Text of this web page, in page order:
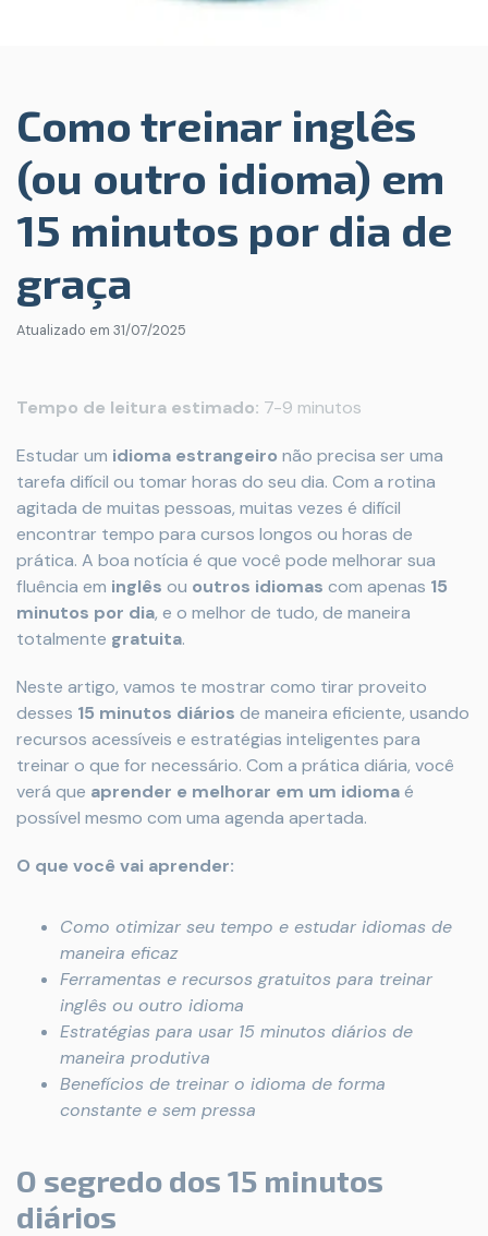
Como treinar inglês
(ou outro idioma) em
15 minutos por dia de
graça
Atualizado em 31/07/2025
Tempo de leitura estimado: 7-9 minutos
Estudar um idioma estrangeiro não precisa ser uma
tarefa difícil ou tomar horas do seu dia. Com a rotina
agitada de muitas pessoas, muitas vezes é difícil
encontrar tempo para cursos longos ou horas de
prática. A boa notícia é que você pode melhorar sua
fluência em inglês ou outros idiomas com apenas 15
minutos por dia, e o melhor de tudo, de maneira
totalmente gratuita.
Neste artigo, vamos te mostrar como tirar proveito
desses 15 minutos diários de maneira eficiente, usando
recursos acessíveis e estratégias inteligentes para
treinar o que for necessário. Com a prática diária, você
verá que aprender e melhorar em um idiomaé
possível mesmo com uma agenda apertada.
O que você vai aprender:
Como otimizar seu tempo e estudar idiomas de
maneira eficaz
Ferramentas e recursos gratuitos para treinar
inglês ou outro idioma
Estratégias para usar 15 minutos diários de
maneira produtiva
Benefícios de treinar o idioma de forma
constante e sem pressa
O segredo dos 15 minutos
diários